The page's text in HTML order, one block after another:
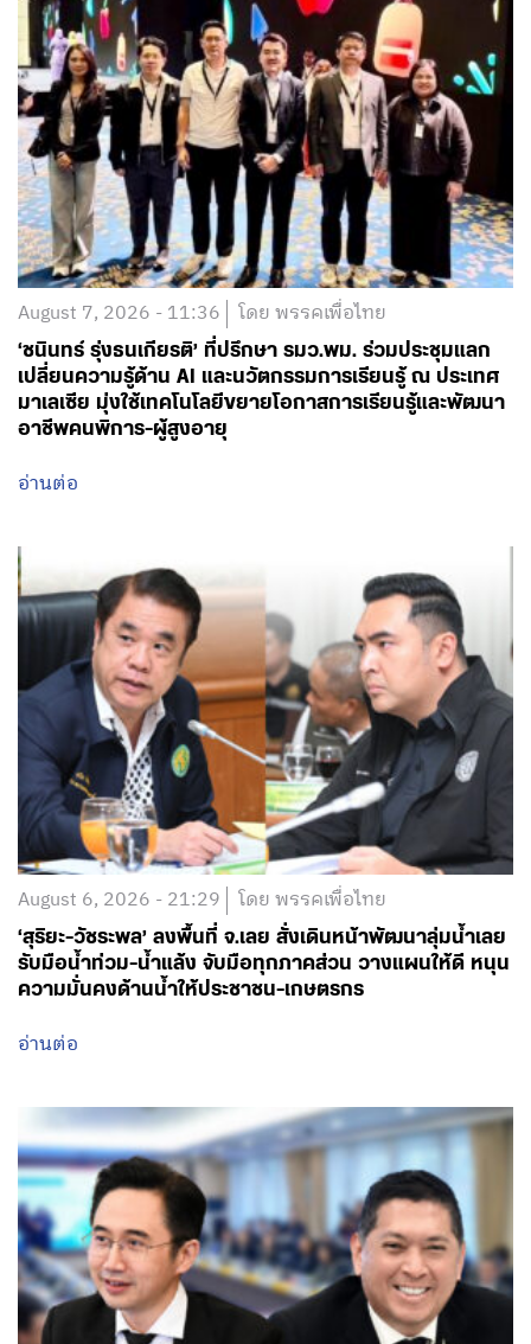
August 7, 2026 - 11:36 โดย พรรคเพื่อไทย
‘ชนินทร์ รุ่งธนเกียรติ’ ที่ปรึกษา รมว.พม. ร่วมประชุมแลก
เปลี่ยนความรู้ด้าน AI และนวัตกรรมการเรียนรู้ ณ ประเทศ
มาเลเซีย มุ่งใช้เทคโนโลยีขยายโอกาสการเรียนรู้และพัฒนา
อาชีพคนพิการ-ผู้สูงอายุ
อ่านต่อ
August 6, 2026 - 21:29 โดย พรรคเพื่อไทย
‘สุริยะ-วัชระพล’ ลงพื้นที่ จ.เลย สั่งเดินหน้าพัฒนาลุ่มน้ำเลย
รับมือน้ำท่วม-น้ำแล้ง จับมือทุกภาคส่วน วางแผนให้ดี หนุน
ความมั่นคงด้านน้ำให้ประชาชน-เกษตรกร
อ่านต่อ